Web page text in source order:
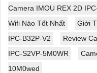
Camera IMOU REX 2D
Wifi Nào Tốt Nhất
Giới
IPC-B32P-V2
Review
IPC-S2VP-5M0WR
10M0wed